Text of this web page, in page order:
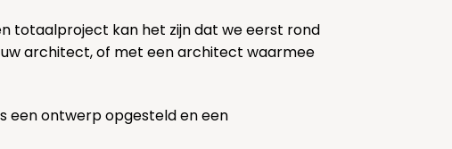
totaalproject kan het zijn dat we eerst rond
architect, of met een architect waarmee
een ontwerp opgesteld en een